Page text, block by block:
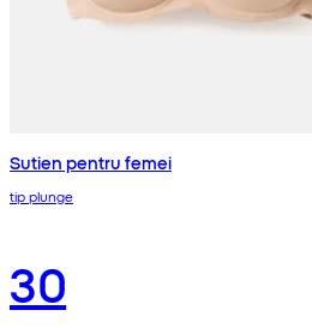
Sutien pentru femei
tip plunge
30